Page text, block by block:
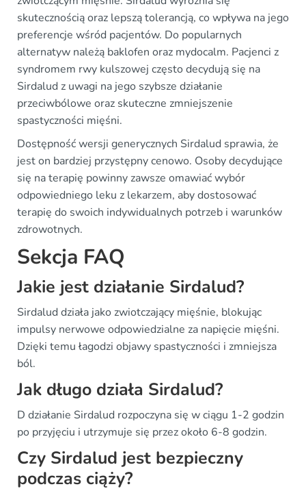
skutecznością oraz lepszą tolerancją, co wpływa na jego
preferencje wśród pacjentów. Do popularnych
alternatyw należą baklofen oraz mydocalm. Pacjenci z
syndromem rwy kulszowej często decydują się na
Sirdalud z uwagi na jego szybsze działanie
przeciwbólowe oraz skuteczne zmniejszenie
spastyczności mięśni.
Dostępność wersji generycznych Sirdalud sprawia, że
jest on bardziej przystępny cenowo. Osoby decydujące
się na terapię powinny zawsze omawiać wybór
odpowiedniego leku z lekarzem, aby dostosować
terapię do swoich indywidualnych potrzeb i warunków
zdrowotnych.
Sekcja FAQ
Jakie jest działanie Sirdalud?
Sirdalud działa jako zwiotczający mięśnie, blokując
impulsy nerwowe odpowiedzialne za napięcie mięśni.
Dzięki temu łagodzi objawy spastyczności i zmniejsza
ból.
Jak długo działa Sirdalud?
D działanie Sirdalud rozpoczyna się w ciągu 1-2 godzin
po przyjęciu i utrzymuje się przez około 6-8 godzin.
Czy Sirdalud jest bezpieczny
podczas ciąży?